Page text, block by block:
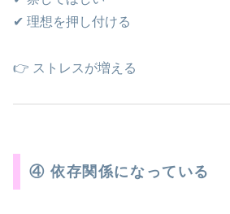
✔ 理想を押し付ける
👉 ストレスが増える
④ 依存関係になっている